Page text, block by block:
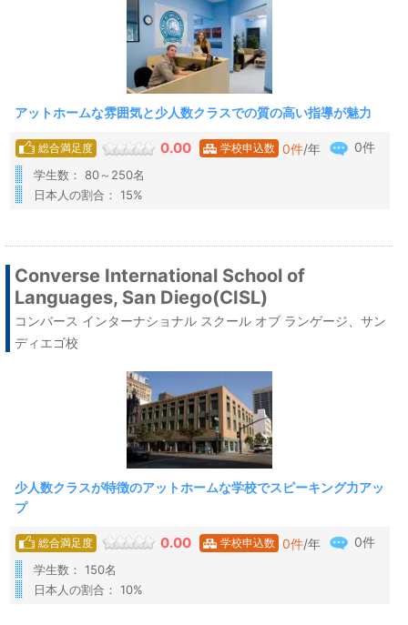
アットホームな雰囲気と少人数クラスでの質の高い指導が魅力
総合満足度 0.00 学校申込数 0件/年 0件
学生数： 80～250名
日本人の割合： 15%
Converse International School of
Languages, San Diego(CISL)
コンバース インターナショナル スクール オブ ランゲージ、サン
ディエゴ校
少人数クラスが特徴のアットホームな学校でスピーキング力アッ
プ
総合満足度 0.00 学校申込数 0件/年 0件
学生数： 150名
日本人の割合： 10%